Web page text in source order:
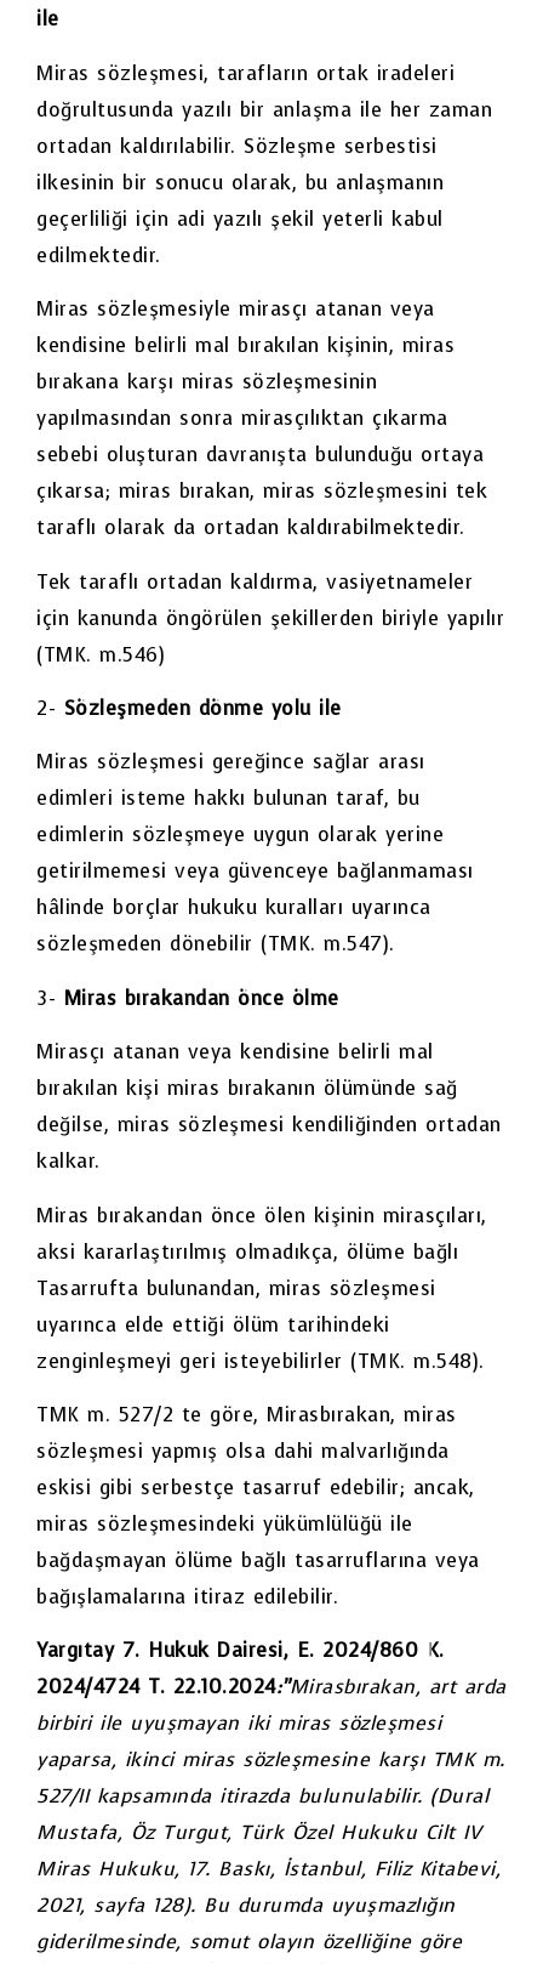
ile
Miras sözleşmesi, tarafların ortak iradeleri
doğrultusunda yazılı bir anlaşma ile her zaman
ortadan kaldırılabilir. Sözleşme serbestisi
ilkesinin bir sonucu olarak, bu anlaşmanın
geçerliliği için adi yazılı şekil yeterli kabul
edilmektedir.
Miras sözleşmesiyle mirasçı atanan veya
kendisine belirli mal bırakılan kişinin, miras
bırakana karşı miras sözleşmesinin
yapılmasından sonra mirasçılıktan çıkarma
sebebi oluşturan davranışta bulunduğu ortaya
çıkarsa; miras bırakan, miras sözleşmesini tek
taraflı olarak da ortadan kaldırabilmektedir.
Tek taraflı ortadan kaldırma, vasiyetnameler
için kanunda öngörülen şekillerden biriyle yapılır
(TMK. m.546)
2- Sözleşmeden dönme yolu ile
Miras sözleşmesi gereğince sağlar arası
edimleri isteme hakkı bulunan taraf, bu
edimlerin sözleşmeye uygun olarak yerine
getirilmemesi veya güvenceye bağlanmaması
hâlinde borçlar hukuku kuralları uyarınca
sözleşmeden dönebilir (TMK. m.547).
3- Miras bırakandan önce ölme
Mirasçı atanan veya kendisine belirli mal
bırakılan kişi miras bırakanın ölümünde sağ
değilse, miras sözleşmesi kendiliğinden ortadan
kalkar.
Miras bırakandan önce ölen kişinin mirasçıları,
aksi kararlaştırılmış olmadıkça, ölüme bağlı
Tasarrufta bulunandan, miras sözleşmesi
uyarınca elde ettiği ölüm tarihindeki
zenginleşmeyi geri isteyebilirler (TMK. m.548).
TMK m. 527/2 te göre, Mirasbırakan, miras
sözleşmesi yapmış olsa dahi malvarlığında
eskisi gibi serbestçe tasarruf edebilir; ancak,
miras sözleşmesindeki yükümlülüğü ile
bağdaşmayan ölüme bağlı tasarruflarına veya
bağışlamalarına itiraz edilebilir.
Yargıtay 7. Hukuk Dairesi, E. 2024/860 K.
2024/4724 T. 22.10.2024:”Mirasbırakan, art arda
birbiri ile uyuşmayan iki miras sözleşmesi
yaparsa, ikinci miras sözleşmesine karşı TMK m.
527/II kapsamında itirazda bulunulabilir. (Dural
Mustafa, Öz Turgut, Türk Özel Hukuku Cilt IV
Miras Hukuku, 17. Baskı, İstanbul, Filiz Kitabevi,
2021, sayfa 128). Bu durumda uyuşmazlığın
giderilmesinde, somut olayın özelliğine göre